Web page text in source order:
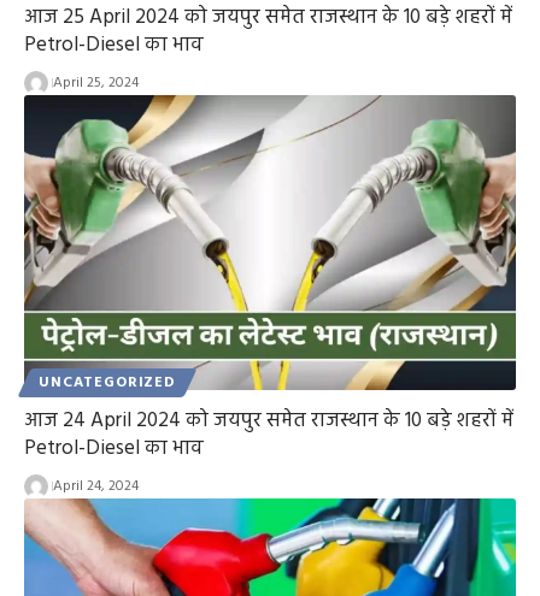
आज 25 April 2024 को जयपुर समेत राजस्थान के 10 बड़े शहरों में
Petrol-Diesel का भाव
April 25, 2024
UNCATEGORIZED
आज 24 April 2024 को जयपुर समेत राजस्थान के 10 बड़े शहरों में
Petrol-Diesel का भाव
April 24, 2024